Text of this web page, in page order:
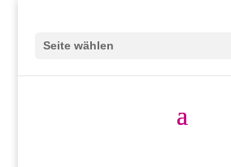
Seite wählen